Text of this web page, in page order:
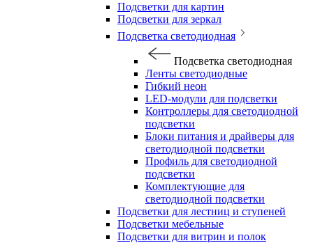
Подсветки для картин
Подсветки для зеркал
Подсветка светодиодная
Подсветка светодиодная
Ленты светодиодные
Гибкий неон
LED-модули для подсветки
Контроллеры для светодиодной
подсветки
Блоки питания и драйверы для
светодиодной подсветки
Профиль для светодиодной
подсветки
Комплектующие для
светодиодной подсветки
Подсветки для лестниц и ступеней
Подсветки мебельные
Подсветки для витрин и полок